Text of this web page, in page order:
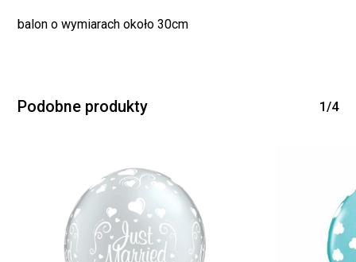
WRÓĆ DO SKLEPU
balon o wymiarach około 30cm
Podobne produkty 1/4